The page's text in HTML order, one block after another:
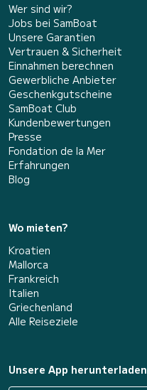
Wer sind wir?
Jobs bei SamBoat
Unsere Garantien
Vertrauen & Sicherheit
Einnahmen berechnen
Gewerbliche Anbieter
Geschenkgutscheine
SamBoat Club
Kundenbewertungen
Presse
Fondation de la Mer
Erfahrungen
Blog
Wo mieten?
Kroatien
Mallorca
Frankreich
Italien
Griechenland
Alle Reiseziele
Unsere App herunterladen